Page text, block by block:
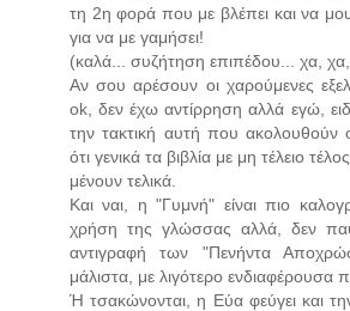
τη 2η φορά που με βλέπει και να μου
για να με γαμήσει!
(καλά... συζήτηση επιπέδου... χα,
Αν σου αρέσουν οι χαρούμενες
ok, δεν έχω αντίρρηση αλλά εγώ,
την τακτική αυτή που ακολουθούν
ότι γενικά τα βιβλία με μη τέλειο
μένουν τελικά.
Και ναι, η "Γυμνή" είναι πιο
χρήση της γλώσσας αλλά, δεν
αντιγραφή των "Πενήντα
μάλιστα, με λιγότερο ενδιαφέρουσα
Ή τσακώνονται, η Εύα φεύγει και